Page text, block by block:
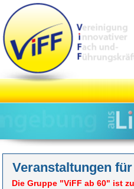
Veranstaltungen
Die Gruppe "ViFF ab 60" ist